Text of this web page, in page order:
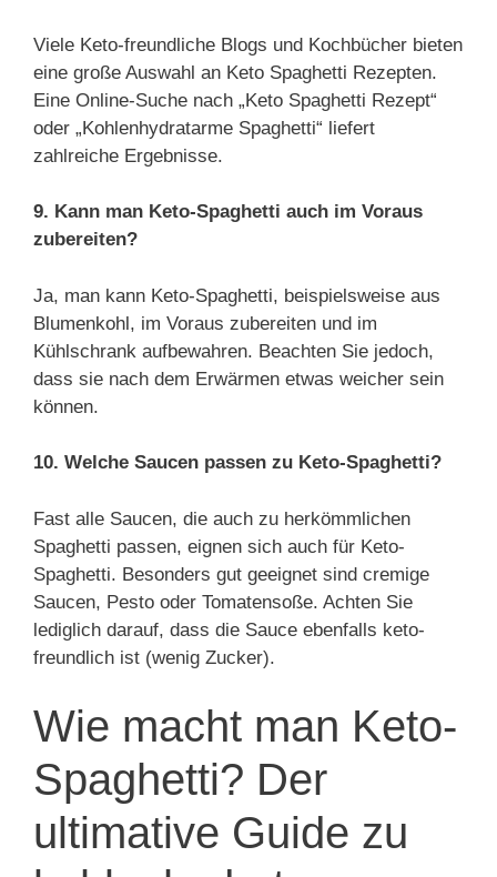
Viele Keto-freundliche Blogs und Kochbücher bieten
eine große Auswahl an Keto Spaghetti Rezepten.
Eine Online-Suche nach „Keto Spaghetti Rezept“
oder „Kohlenhydratarme Spaghetti“ liefert
zahlreiche Ergebnisse.
9. Kann man Keto-Spaghetti auch im Voraus
zubereiten?
Ja, man kann Keto-Spaghetti, beispielsweise aus
Blumenkohl, im Voraus zubereiten und im
Kühlschrank aufbewahren. Beachten Sie jedoch,
dass sie nach dem Erwärmen etwas weicher sein
können.
10. Welche Saucen passen zu Keto-Spaghetti?
Fast alle Saucen, die auch zu herkömmlichen
Spaghetti passen, eignen sich auch für Keto-
Spaghetti. Besonders gut geeignet sind cremige
Saucen, Pesto oder Tomatensoße. Achten Sie
lediglich darauf, dass die Sauce ebenfalls keto-
freundlich ist (wenig Zucker).
Wie macht man Keto-
Spaghetti? Der
ultimative Guide zu